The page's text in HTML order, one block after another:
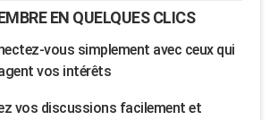
EN QUELQUES CLICS
vous simplement avec ceux qui
vos intérêts
vos discussions facilement et